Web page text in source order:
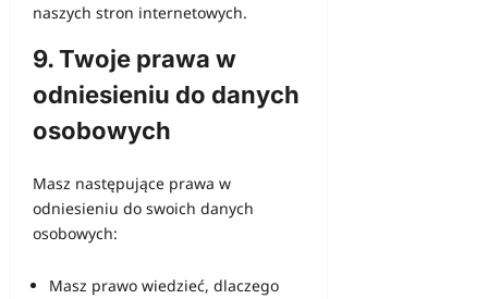
naszych stron internetowych.
9. Twoje prawa w
odniesieniu do danych
osobowych
Masz następujące prawa w
odniesieniu do swoich danych
osobowych:
Masz prawo wiedzieć, dlaczego